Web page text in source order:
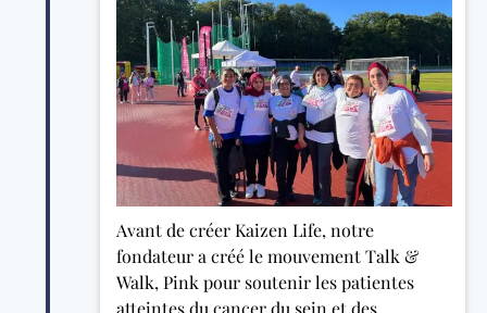
Avant de créer Kaizen Life, notre
fondateur a créé le mouvement Talk &
Walk, Pink pour soutenir les patientes
atteintes du cancer du sein et des